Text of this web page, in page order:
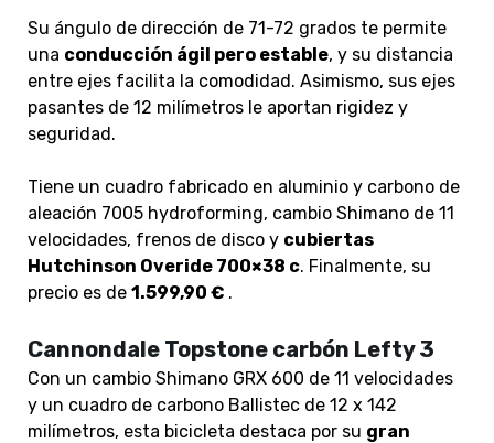
Su ángulo de dirección de 71-72 grados te permite
una conducción ágil pero estable, y su distancia
entre ejes facilita la comodidad. Asimismo, sus ejes
pasantes de 12 milímetros le aportan rigidez y
seguridad.
Tiene un cuadro fabricado en aluminio y carbono de
aleación 7005 hydroforming, cambio Shimano de 11
velocidades, frenos de disco y cubiertas
Hutchinson Overide 700×38 c. Finalmente, su
precio es de 1.599,90 € .
Cannondale Topstone carbón Lefty 3
Con un cambio Shimano GRX 600 de 11 velocidades
y un cuadro de carbono Ballistec de 12 x 142
milímetros, esta bicicleta destaca por su gran